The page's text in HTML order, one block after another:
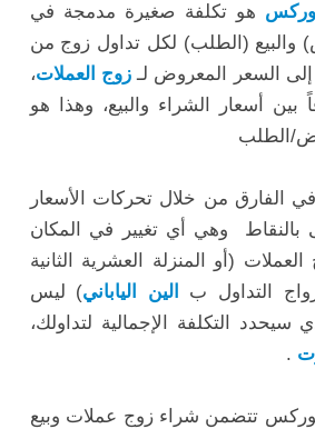
هو تكلفة صغيرة مدمجة في
والبيع (الطلب) لكل تداول زوج من
إلى السعر المعروض لـزوج العملات،
أسعار الشراء والبيع، وهذا هو
الطلب
الفارق من خلال تحركات الأسعار
بالنقاط وهي أي تغيير في المكان
(أو المنزلة العشرية الثانية
التداول ب
الين الياباني) ليس
سيحدد التكلفة الإجمالية لتداولك،
.
تتضمن شراء زوج عملات وبيع